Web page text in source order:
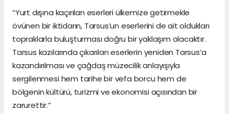
“Yurt dışına kaçırılan eserleri ülkemize getirmekle
övünen bir iktidarın, Tarsus’un eserlerini de ait oldukları
topraklarla buluşturması doğru bir yaklaşım olacaktır.
Tarsus kazılarında çıkarılan eserlerin yeniden Tarsus’a
kazandırılması ve çağdaş müzecilik anlayışıyla
sergilenmesi hem tarihe bir vefa borcu hem de
bölgenin kültürü, turizmi ve ekonomisi açısından bir
zarurettir.”